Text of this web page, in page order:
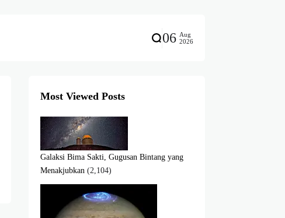
06 Aug
2026
Most Viewed Posts
Galaksi Bima Sakti, Gugusan Bintang yang
Menakjubkan (2,104)